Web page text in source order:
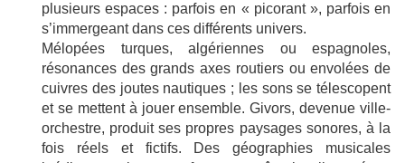
plusieurs espaces : parfois en « picorant », parfois en
s’immergeant dans ces différents univers.
Mélopées turques, algériennes ou espagnoles,
résonances des grands axes routiers ou envolées de
cuivres des joutes nautiques ; les sons se télescopent
et se mettent à jouer ensemble. Givors, devenue ville-
orchestre, produit ses propres paysages sonores, à la
fois réels et fictifs. Des géographies musicales